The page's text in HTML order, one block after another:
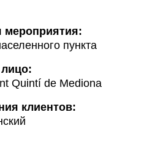
мероприятия:
пункта
Quintí de Mediona
клиентов: